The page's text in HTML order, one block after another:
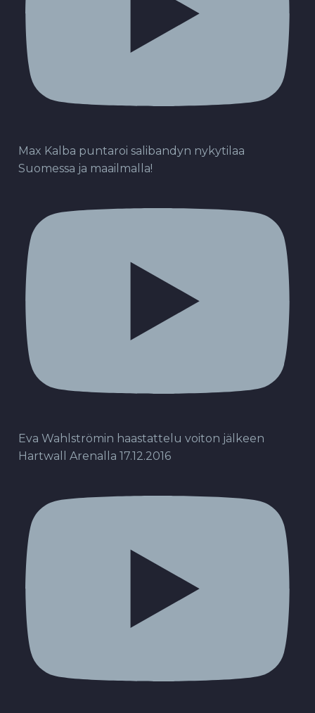
Max Kalba puntaroi salibandyn nykytilaa
Suomessa ja maailmalla!
Eva Wahlströmin haastattelu voiton jälkeen
Hartwall Arenalla 17.12.2016